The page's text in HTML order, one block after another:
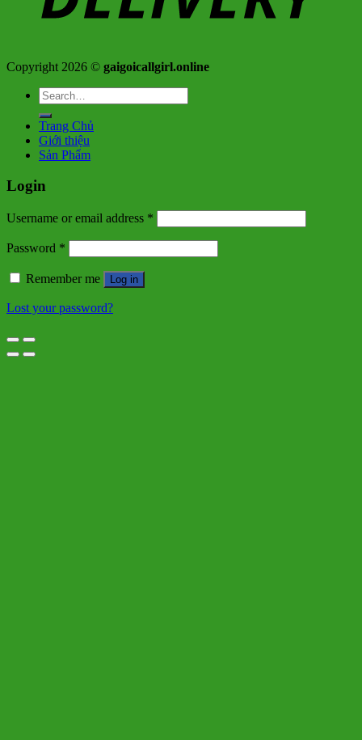
Copyright 2026 © gaigoicallgirl.online
Search
for:
Trang Chủ
Giới thiệu
Sản Phẩm
Login
Username or email address *
Password *
Remember me Log in
Lost your password?